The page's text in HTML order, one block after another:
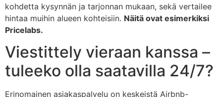
kohdetta kysynnän ja tarjonnan mukaan, sekä vertailee
hintaa muihin alueen kohteisiin. Näitä ovat esimerkiksi
Pricelabs.
Viestittely vieraan kanssa –
tuleeko olla saatavilla 24/7?
Erinomainen asiakaspalvelu on keskeistä Airbnb-